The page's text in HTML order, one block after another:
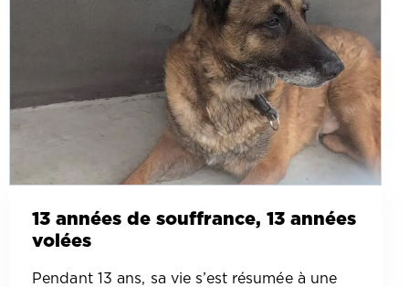
13 années de souffrance, 13 années
volées
Pendant 13 ans, sa vie s’est résumée à une